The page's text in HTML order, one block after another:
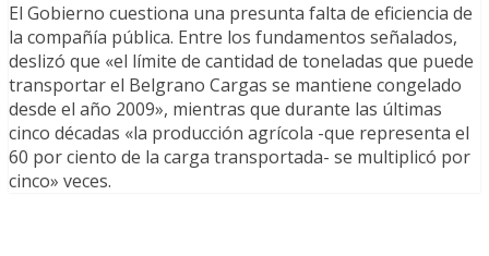
El Gobierno cuestiona una presunta falta de eficiencia de
la compañía pública. Entre los fundamentos señalados,
deslizó que «el límite de cantidad de toneladas que puede
transportar el Belgrano Cargas se mantiene congelado
desde el año 2009», mientras que durante las últimas
cinco décadas «la producción agrícola -que representa el
60 por ciento de la carga transportada- se multiplicó por
cinco» veces.